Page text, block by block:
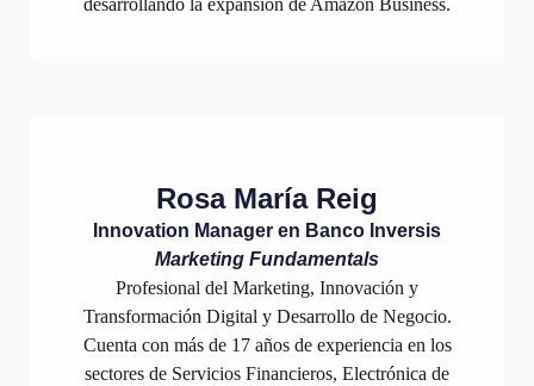
desarrollando la expansión de Amazon Business.
Rosa María Reig
Innovation Manager en Banco Inversis
Marketing Fundamentals
Profesional del Marketing, Innovación y
Transformación Digital y Desarrollo de Negocio.
Cuenta con más de 17 años de experiencia en los
sectores de Servicios Financieros, Electrónica de